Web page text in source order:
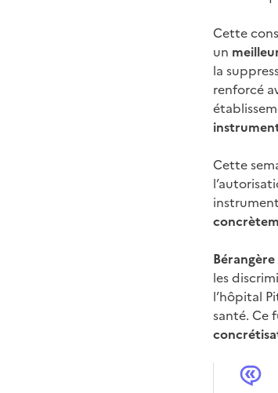
Cette
un
la
renforcé
Cette
les
l’hôpital
santé. Ce